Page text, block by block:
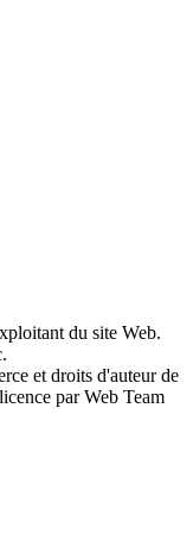
du site Web.
et droits d'auteur de
par Web Team